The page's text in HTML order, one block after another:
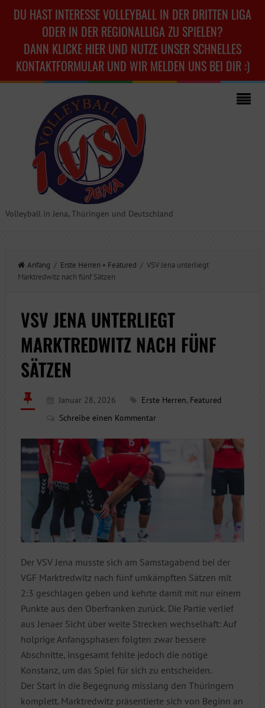
DU HAST INTERESSE VOLLEYBALL IN DER DRITTEN LIGA
ODER IN DER REGIONALLIGA ZU SPIELEN?
DANN KLICKE HIER UND NUTZE UNSER SCHNELLES
KONTAKTFORMULAR UND WIR MELDEN UNS BEI DIR :)
Volleyball in Jena, Thüringen und Deutschland
Anfang / Erste Herren • Featured / VSV Jena unterliegt
Marktredwitz nach fünf Sätzen
VSV JENA UNTERLIEGT
MARKTREDWITZ NACH FÜNF
SÄTZEN
Januar 28, 2026 Erste Herren, Featured
Schreibe einen Kommentar
Der VSV Jena musste sich am Samstagabend bei der
VGF Marktredwitz nach fünf umkämpften Sätzen mit
2:3 geschlagen geben und kehrte damit mit nur einem
Punkte aus den Oberfranken zurück. Die Partie verlief
aus Jenaer Sicht über weite Strecken wechselhaft: Auf
holprige Anfangsphasen folgten zwar bessere
Abschnitte, insgesamt fehlte jedoch die nötige
Konstanz, um das Spiel für sich zu entscheiden.
Der Start in die Begegnung misslang den Thüringern
komplett. Marktredwitz präsentierte sich von Beginn an